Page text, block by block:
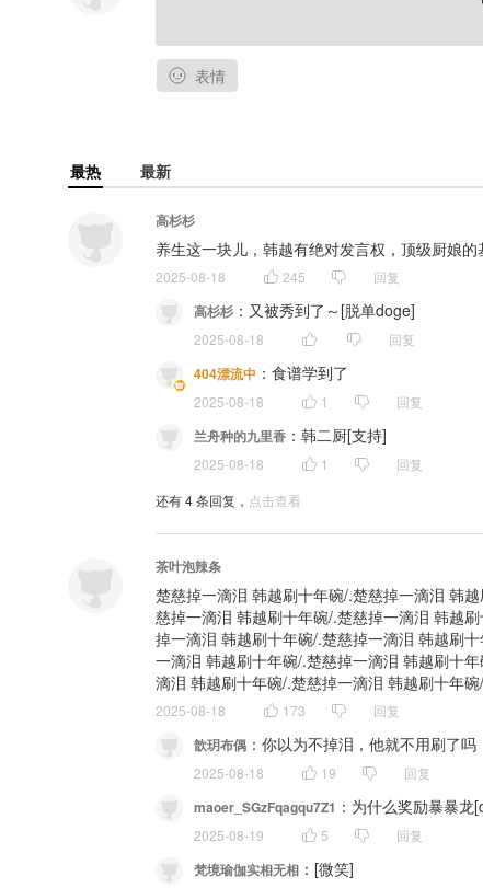
表情
最热 最新
高杉杉
养生这一块儿，韩越有绝对发言权，顶级厨娘
2025-08-18 245 回复
高杉杉 ： 又被秀到了～[脱单doge]
2025-08-18 回复
404漂流中 ： 食谱学到了
2025-08-18 1 回复
兰舟种的九里香 ： 韩二厨[支持]
2025-08-18 1
回复
还有4条回复， 点击查看
茶叶泡辣条
楚慈掉一滴泪 韩越刷十年碗/.楚慈掉一滴泪 韩
慈掉一滴泪 韩越刷十年碗/.楚慈掉一滴泪 韩越
掉一滴泪 韩越刷十年碗/.楚慈掉一滴泪 韩越刷
一滴泪 韩越刷十年碗/.楚慈掉一滴泪 韩越刷十
滴泪 韩越刷十年碗/.楚慈掉一滴泪 韩越刷十年碗
2025-08-18 173 回复
歆玥布偶 ： 你以为不掉泪，他就不用刷了吗
2025-08-18 19 回复
maoer_SGzFqagqu7Z1 ： 为什么奖励暴暴龙
2025-08-19 5 回复
梵境瑜伽实相无相 ： [微笑]